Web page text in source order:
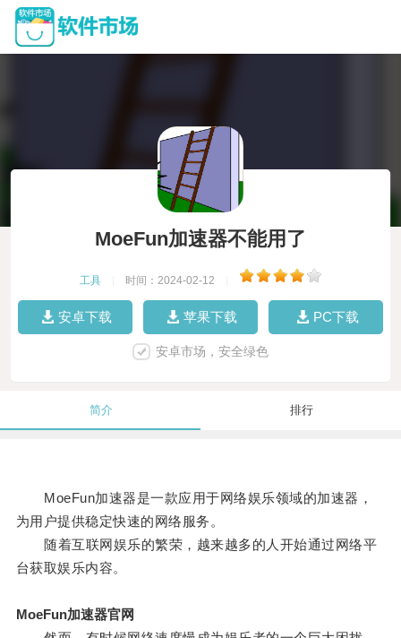
MoeFun加速器不能用了
工具 时间：2024-02-12
安卓下载 苹果下载 PC下载
安卓市场，安全绿色
简介 排行
MoeFun加速器是一款应用于网络娱乐领域的加速器，
为用户提供稳定快速的网络服务。
随着互联网娱乐的繁荣，越来越多的人开始通过网络平
台获取娱乐内容。
MoeFun加速器官网